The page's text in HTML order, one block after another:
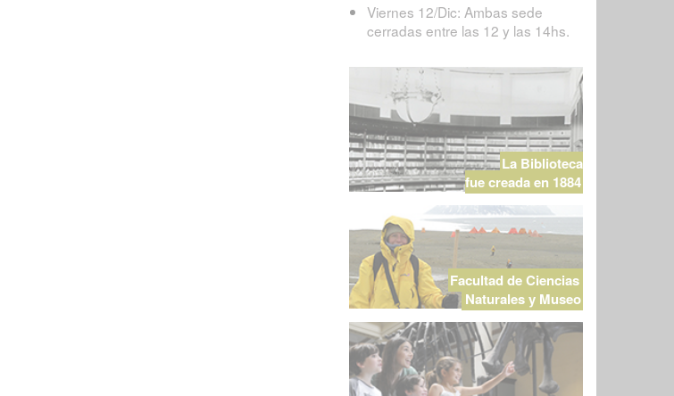
Viernes 12/Dic: Ambas sede
cerradas entre las 12 y las 14hs.
La Biblioteca
fue creada en 1884
Facultad de Ciencias
Naturales y Museo